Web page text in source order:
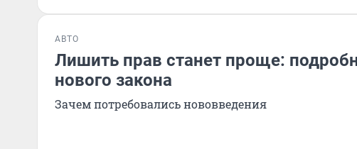
АВТО
Лишить прав станет проще:
нового закона
Зачем потребовались нововведения